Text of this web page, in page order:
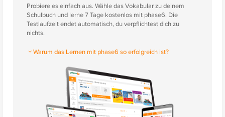
Probiere es einfach aus. Wähle das Vokabular zu deinem
Schulbuch und lerne 7 Tage kostenlos mit phase6. Die
Testlaufzeit endet automatisch, du verpflichtest dich zu
nichts.
Warum das Lernen mit phase6 so erfolgreich ist?